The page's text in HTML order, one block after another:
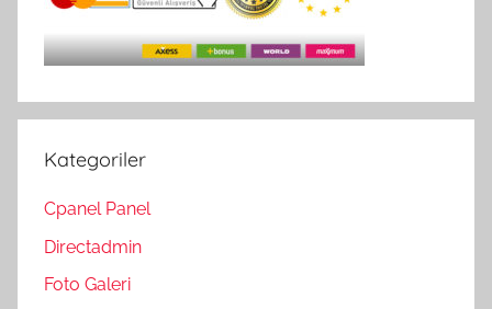
Kategoriler
Cpanel Panel
Directadmin
Foto Galeri